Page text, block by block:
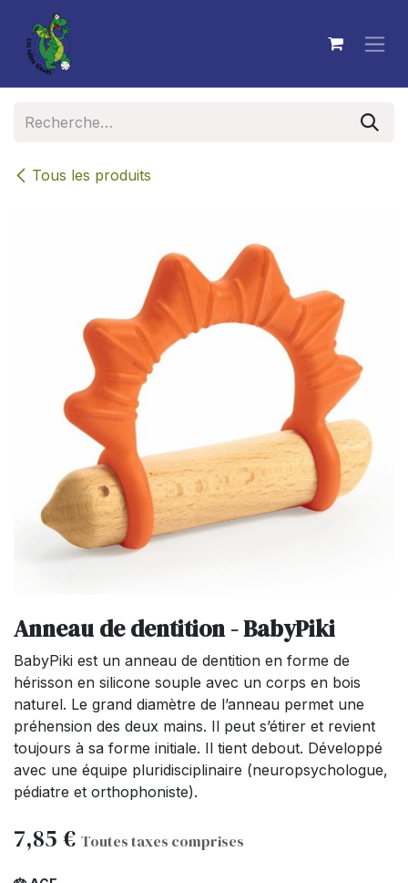
Se rendre au contenu
Tous les produits
Anneau de dentition - BabyPiki
BabyPiki est un anneau de dentition en forme de
hérisson en silicone souple avec un corps en bois
naturel. Le grand diamètre de l’anneau permet une
préhension des deux mains. Il peut s’étirer et revient
toujours à sa forme initiale. Il tient debout. Développé
avec une équipe pluridisciplinaire (neuropsychologue,
pédiatre et orthophoniste).
7,85 € Toutes taxes comprises